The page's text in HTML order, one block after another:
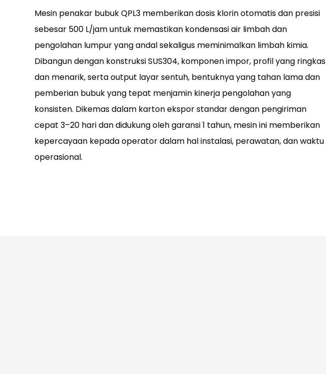
Mesin penakar bubuk QPL3 memberikan dosis klorin otomatis dan presisi
sebesar 500 L/jam untuk memastikan kondensasi air limbah dan
pengolahan lumpur yang andal sekaligus meminimalkan limbah kimia.
Dibangun dengan konstruksi SUS304, komponen impor, profil yang ringkas
dan menarik, serta output layar sentuh, bentuknya yang tahan lama dan
pemberian bubuk yang tepat menjamin kinerja pengolahan yang
konsisten. Dikemas dalam karton ekspor standar dengan pengiriman
cepat 3–20 hari dan didukung oleh garansi 1 tahun, mesin ini memberikan
kepercayaan kepada operator dalam hal instalasi, perawatan, dan waktu
operasional.